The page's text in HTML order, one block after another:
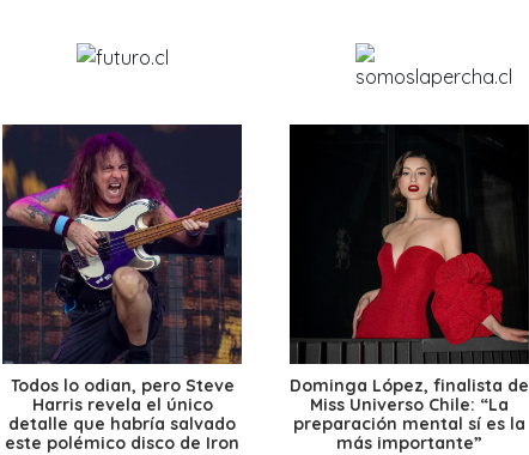
Todos lo odian, pero Steve
Harris revela el único
detalle que habría salvado
este polémico disco de Iron
Dominga López, finalista de
Miss Universo Chile: “La
preparación mental sí es la
más importante”